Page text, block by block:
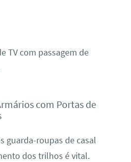
TV com passagem de
com Portas de
guarda-roupas de casal
dos trilhos é vital.